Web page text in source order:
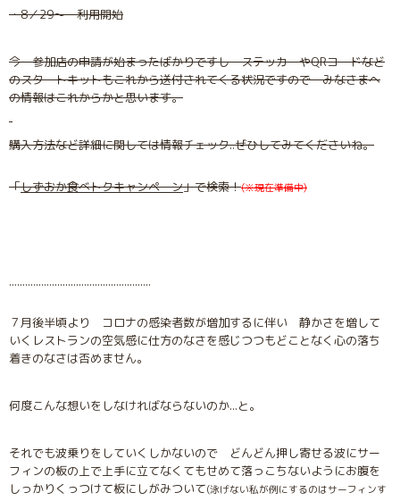
・8／29〜 利用開始
今 参加店の申請が始まったばかりですし ステッカーやQRコードなど
のスタートキットもこれから送付されてくる状況ですので みなさまへ
の情報はこれからかと思います。
購入方法など詳細に関しては情報チェック..ぜひしてみてくださいね。
「しずおか食べトクキャンペーン」で検索！(※現在準備中)
.....................................................
７月後半頃より コロナの感染者数が増加するに伴い 静かさを増して
いくレストランの空気感に仕方のなさを感じつつもどことなく心の落ち
着きのなさは否めません。
何度こんな想いをしなければならないのか...と。
それでも波乗りをしていくしかないので どんどん押し寄せる波にサー
フィンの板の上で上手に立てなくてもせめて落っこちないようにお腹を
しっかりくっつけて板にしがみついて(泳げない私が例にするのはサーフィンす